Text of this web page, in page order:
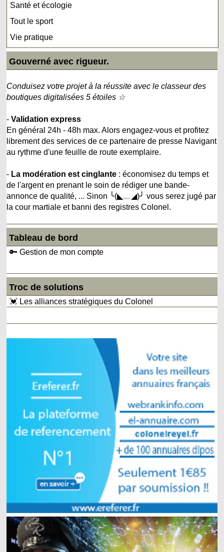
Santé et écologie
Tout le sport
Vie pratique
Gouverné avec rigueur.
Conduisez votre projet à la réussite avec le classeur des
boutiques digitalisées 5 étoiles ☆
-Validation express
En général 24h - 48h max. Alors engagez-vous et profitez
librement des services de ce partenaire de presse Navigant
au rythme d'une feuille de route exemplaire.
- La modération est cinglante : économisez du temps et
de l'argent en prenant le soin de rédiger une bande-
annonce de qualité, ... Sinon ╰(◣﹏◢)╯ vous serez jugé par
la cour martiale et banni des registres Colonel.
Tableau de bord
🔑 Gestion de mon compte
Troc de solutions
💓 Les alliances stratégiques du Colonel